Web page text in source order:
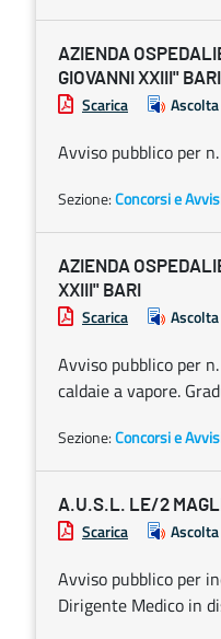
AZIENDA
GIOVANNI XXIII" BARI
Scarica Ascolta
Avviso pubblico per
Sezione:Concorsi e
AZIENDA
XXIII" BARI
Scarica Ascolta
Avviso pubblico per
caldaie a vapore.
Sezione:Concorsi e
A.U.S.L. LE/2
Scarica Ascolta
Avviso pubblico per
Dirigente Medico in